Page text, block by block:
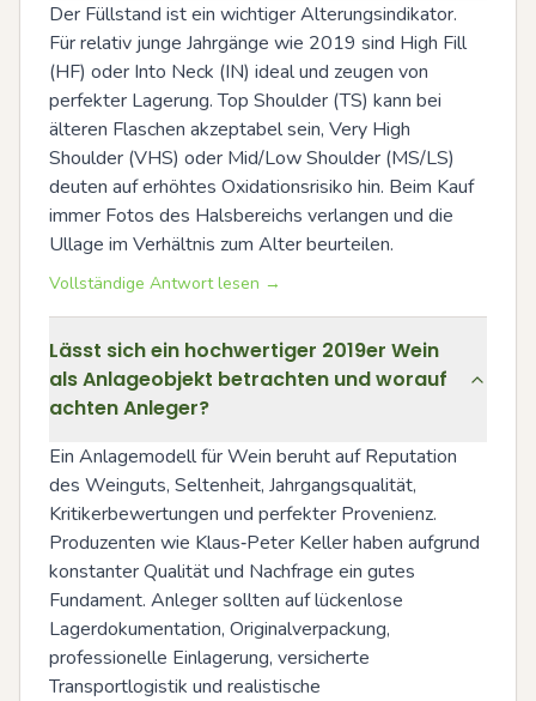
Der Füllstand ist ein wichtiger Alterungsindikator.
Für relativ junge Jahrgänge wie 2019 sind High Fill
(HF) oder Into Neck (IN) ideal und zeugen von
perfekter Lagerung. Top Shoulder (TS) kann bei
älteren Flaschen akzeptabel sein, Very High
Shoulder (VHS) oder Mid/Low Shoulder (MS/LS)
deuten auf erhöhtes Oxidationsrisiko hin. Beim Kauf
immer Fotos des Halsbereichs verlangen und die
Ullage im Verhältnis zum Alter beurteilen.
Vollständige Antwort lesen →
Lässt sich ein hochwertiger 2019er Wein
als Anlageobjekt betrachten und worauf
achten Anleger?
Ein Anlagemodell für Wein beruht auf Reputation
des Weinguts, Seltenheit, Jahrgangsqualität,
Kritikerbewertungen und perfekter Provenienz.
Produzenten wie Klaus‑Peter Keller haben aufgrund
konstanter Qualität und Nachfrage ein gutes
Fundament. Anleger sollten auf lückenlose
Lagerdokumentation, Originalverpackung,
professionelle Einlagerung, versicherte
Transportlogistik und realistische